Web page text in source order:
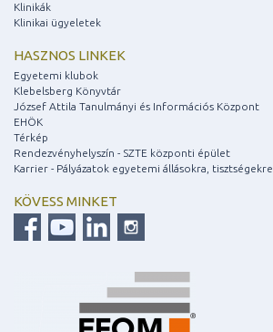
Klinikák
Klinikai ügyeletek
HASZNOS LINKEK
Egyetemi klubok
Klebelsberg Könyvtár
József Attila Tanulmányi és Információs Központ
EHÖK
Térkép
Rendezvényhelyszín - SZTE központi épület
Karrier - Pályázatok egyetemi állásokra, tisztségekre
KÖVESS MINKET